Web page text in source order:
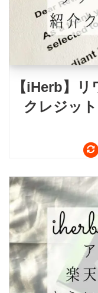
【iHerb】
クレジッ